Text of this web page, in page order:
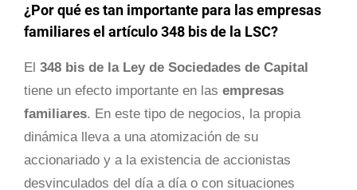
¿Por qué es tan importante para las empresas
familiares el artículo 348 bis de la LSC?
El 348 bis de la Ley de Sociedades de Capital
tiene un efecto importante en las empresas
familiares. En este tipo de negocios, la propia
dinámica lleva a una atomización de su
accionariado y a la existencia de accionistas
desvinculados del día a día o con situaciones